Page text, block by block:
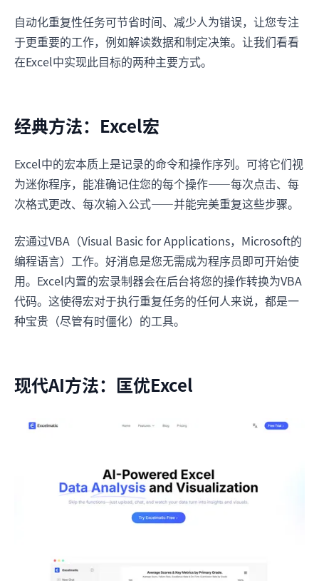
自动化重复性任务可节省时间、减少人为错误，让您专注
于更重要的工作，例如解读数据和制定决策。让我们看看
在Excel中实现此目标的两种主要方式。
经典方法：Excel宏
Excel中的宏本质上是记录的命令和操作序列。可将它们视
为迷你程序，能准确记住您的每个操作——每次点击、每
次格式更改、每次输入公式——并能完美重复这些步骤。
宏通过VBA（Visual Basic for Applications，Microsoft的
编程语言）工作。好消息是您无需成为程序员即可开始使
用。Excel内置的宏录制器会在后台将您的操作转换为VBA
代码。这使得宏对于执行重复任务的任何人来说，都是一
种宝贵（尽管有时僵化）的工具。
现代AI方法：匡优Excel